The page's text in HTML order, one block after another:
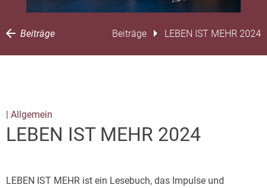
Beiträge Beiträge LEBEN IST MEHR 2024
| Allgemein
LEBEN IST MEHR 2024
LEBEN IST MEHR ist ein Lesebuch, das Impulse und